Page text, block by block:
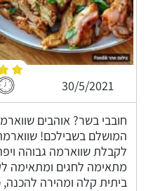
30/5/2021
חובבי בשר? אוהבים
המושלם בשבילכם!
לקבלת שווארמה גבוהה
מתאימה לחגים ומתאימה
ביתית קלה ומהירה להכנה,